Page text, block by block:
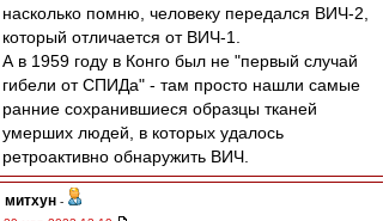
насколько помню, человеку передался ВИЧ-2,
который отличается от ВИЧ-1.
А в 1959 году в Конго был не "первый случай
гибели от СПИДа" - там просто нашли самые
ранние сохранившиеся образцы тканей
умерших людей, в которых удалось
ретроактивно обнаружить ВИЧ.
митхун -